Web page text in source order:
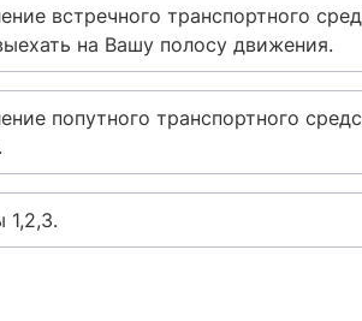
встречного транспортного
на Вашу полосу движения.
попутного транспортного
1,2,3.